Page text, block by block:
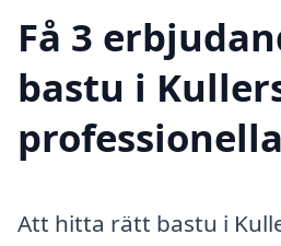
Få 3
bastu i
Att hitta rätt bastu i